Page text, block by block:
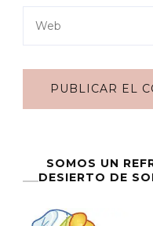
SOMOS UN
DESIERTO DE